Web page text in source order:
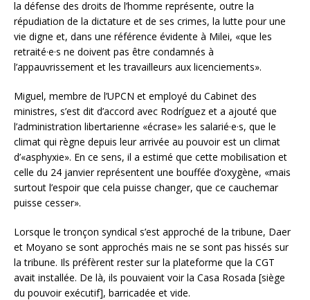
la défense des droits de l’homme représente, outre la
répudiation de la dictature et de ses crimes, la lutte pour une
vie digne et, dans une référence évidente à Milei, «que les
retraité·e·s ne doivent pas être condamnés à
l’appauvrissement et les travailleurs aux licenciements».
Miguel, membre de l’UPCN et employé du Cabinet des
ministres, s’est dit d’accord avec Rodríguez et a ajouté que
l’administration libertarienne «écrase» les salarié·e·s, que le
climat qui règne depuis leur arrivée au pouvoir est un climat
d’«asphyxie». En ce sens, il a estimé que cette mobilisation et
celle du 24 janvier représentent une bouffée d’oxygène, «mais
surtout l’espoir que cela puisse changer, que ce cauchemar
puisse cesser».
Lorsque le tronçon syndical s’est approché de la tribune, Daer
et Moyano se sont approchés mais ne se sont pas hissés sur
la tribune. Ils préfèrent rester sur la plateforme que la CGT
avait installée. De là, ils pouvaient voir la Casa Rosada [siège
du pouvoir exécutif], barricadée et vide.